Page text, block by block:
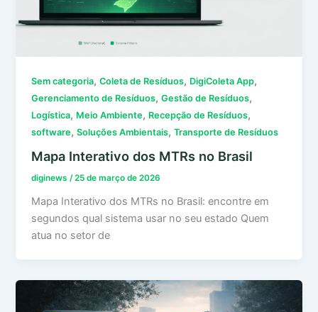
Sem categoria,Coleta de Resíduos, DigiColeta App,
Gerenciamento de Resíduos,Gestão de Resíduos,
Logística, Meio Ambiente, Recepção de Resíduos,
software,Soluções Ambientais,Transporte de Resíduos
Mapa Interativo dos MTRs no Brasil
diginews/25 de março de 2026
Mapa Interativo dos MTRs no Brasil: encontre em
segundos qual sistema usar no seu estado Quem
atua no setor de